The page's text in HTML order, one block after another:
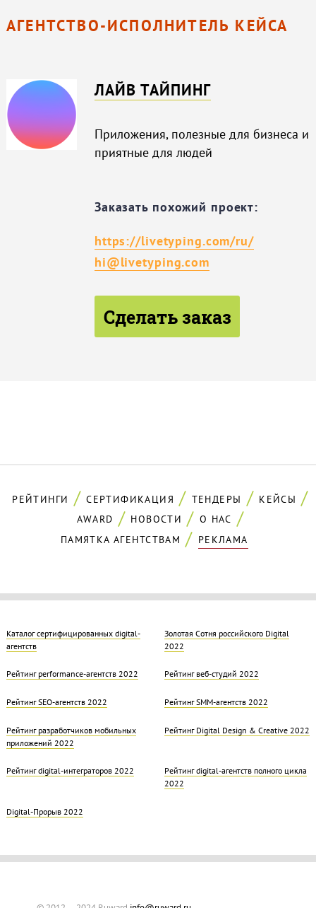
АГЕНТСТВО-ИСПОЛНИТЕЛЬ КЕЙСА
ЛАЙВ ТАЙПИНГ
Приложения, полезные для бизнеса и
приятные для людей
Заказать похожий проект:
https://livetyping.com/ru/
hi@livetyping.com
Сделать заказ
РЕЙТИНГИ СЕРТИФИКАЦИЯ ТЕНДЕРЫ
КЕЙСЫ
AWARD
НОВОСТИ
О НАС
ПАМЯТКА АГЕНТСТВАМ
РЕКЛАМА
Каталог сертифицированных digital-
агентств
Золотая Cотня российского Digital
2022
Рейтинг performance-агентств 2022 Рейтинг веб-студий 2022
Рейтинг SEO-агентств 2022 Рейтинг SMM-агентств 2022
Рейтинг разработчиков мобильных
приложений 2022
Рейтинг Digital Design & Creative 2022
Рейтинг digital-интеграторов 2022
Рейтинг digital-агентств полного цикла
2022
Digital-Прорыв 2022